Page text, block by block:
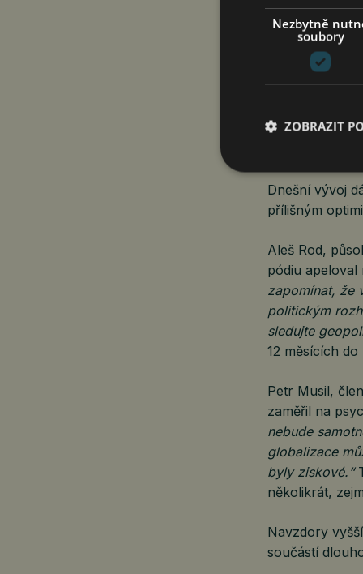
investora se
investování
že je třeba
král, který si
Filip Floriančič.
Další důvody
Dnešní vývoj
přílišným
Aleš Rod,
pódiu
zapomínat, že
politickým
sledujte
12 měsících
Petr Musil, člen
zaměřil na
nebude
globalizace
byly ziskové.“
několikrát,
Navzdory
součástí
Nezbytně
soubory
ZOBRAZIT